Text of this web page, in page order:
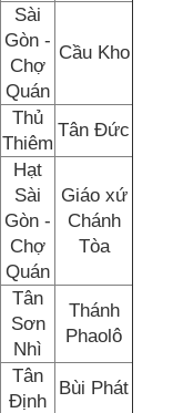
Sài
Gòn -
Chợ
Quán
Cầu Kho
Thủ
Thiêm
Tân Đức
Hạt
Sài
Gòn -
Chợ
Quán
Giáo xứ
Chánh
Tòa
Tân
Sơn
Nhì
Thánh
Phaolô
Tân
Định
Bùi Phát